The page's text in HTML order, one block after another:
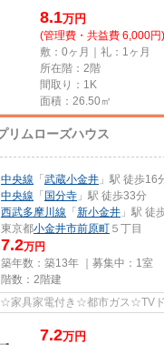
8.1万円
(管理費・共益費 6,000円)
敷：0ヶ月｜礼：1ヶ月
所在階：2階
間取り：1K
面積：26.50㎡
リムローズハウス
中央線 「 武蔵小金井 」駅 徒歩16
中央線 「 国分寺 」駅 徒歩33分
西武多摩川線 「 新小金井 」駅 徒
東京都小金井市前原町 ５丁目
7.2万円
築年数：築13年 ｜募集中： 1室
階数：2階建
家具家電付き☆都市ガス☆TV
7.2万円